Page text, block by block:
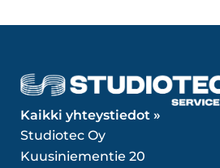
Kaikki yhteystiedot »
Studiotec Oy
Kuusiniementie 20